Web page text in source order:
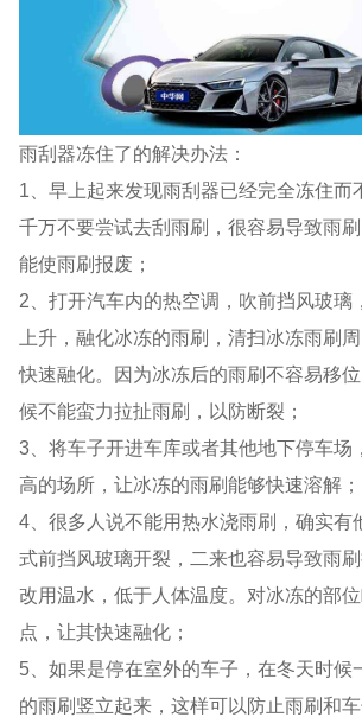
雨刮器冻住了的解决办法：
1、早上起来发现雨刮器已经完全冻住而
千万不要尝试去刮雨刷，很容易导致雨
能使雨刷报废；
2、打开汽车内的热空调，吹前挡风玻璃
上升，融化冰冻的雨刷，清扫冰冻雨刷
快速融化。因为冰冻后的雨刷不容易移
候不能蛮力拉扯雨刷，以防断裂；
3、将车子开进车库或者其他地下停车场
高的场所，让冰冻的雨刷能够快速溶解；
4、很多人说不能用热水浇雨刷，确实有
式前挡风玻璃开裂，二来也容易导致雨
改用温水，低于人体温度。对冰冻的部
点，让其快速融化；
5、如果是停在室外的车子，在冬天时候
的雨刷竖立起来，这样可以防止雨刷和车